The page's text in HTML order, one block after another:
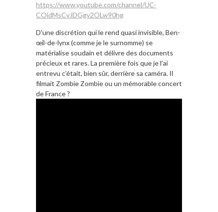
https://www.youtube.com/channel/UC-
COidMsCvJDGgv2OLw90hg
D’une discrétion qui le rend quasi invisible, Ben-
œil-de-lynx (comme je le surnomme) se
matérialise soudain et délivre des documents
précieux et rares. La première fois que je l’ai
entrevu c’était, bien sûr, derrière sa caméra. Il
filmait Zombie Zombie ou un mémorable concert
de France ?